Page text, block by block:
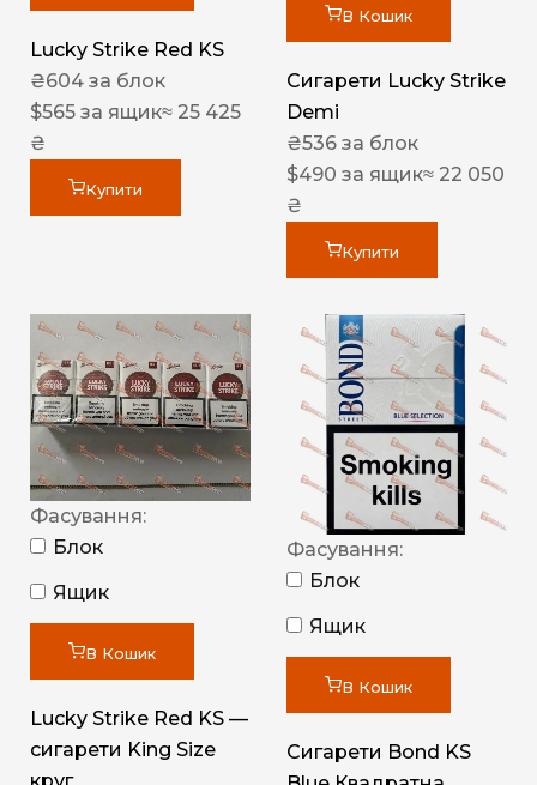
Lucky Strike Red KS
₴604 за блок
$565 за ящик≈ 25 425
₴
Купити
В Кошик
Сигарети Lucky Strike
Demi
₴536 за блок
$490 за ящик≈ 22 050
₴
Купити
Фасування:
Блок
Ящик
В Кошик
Lucky Strike Red KS —
сигарети King Size
Фасування:
Блок
Ящик
В Кошик
Сигарети Bond KS